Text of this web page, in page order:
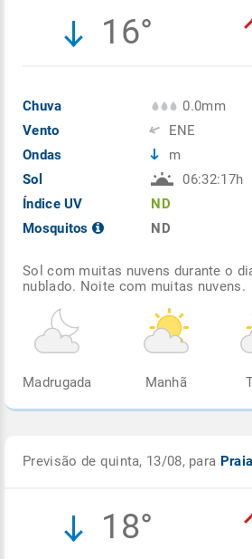
16°
Chuva
Vento
Ondas
Sol
Índice UV
Mosquitos
0.0mm
ENE
m
06:32:17h
ND
ND
Sol com muitas nuvens durante o
nublado. Noite com muitas nuvens.
Madrugada Manhã
Previsão de quinta, 13/08, para
18°